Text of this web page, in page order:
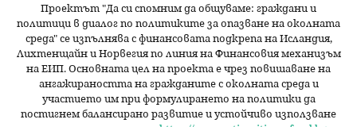
Проектът "Да си спомним даобщуваме: граждани и
политици в диалог по политиките за опазване на околната
среда" се изпълнява с финансовата подкрепа на Исландия,
Лихтенщайн и Норвегия по линия на Финансовия механизъм
на ЕИП. Основната цел на проекта е чрез повишаване на
ангажираността на гражданите с околната среда и
участието им при формулирането на политики да
постигнем балансирано развитие и устойчиво използване